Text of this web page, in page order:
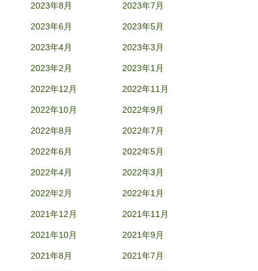
2023年8月 2023年7月
2023年6月 2023年5月
2023年4月 2023年3月
2023年2月 2023年1月
2022年12月 2022年11月
2022年10月 2022年9月
2022年8月 2022年7月
2022年6月 2022年5月
2022年4月 2022年3月
2022年2月 2022年1月
2021年12月 2021年11月
2021年10月 2021年9月
2021年8月 2021年7月